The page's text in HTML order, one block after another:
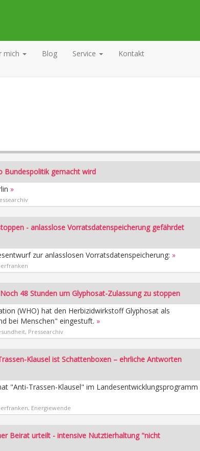
mich Blog Service Kontakt
Bundespolitik gemacht wird
»
- anlasslose Vorratsdatenspeicherung gefährdet
zur anlasslosen Vorratsdatenspeicherung: »
48 Stunden um Glyphosat-Zulassung zu stoppen
(WHO) hat den Herbizidwirkstoff Glyphosat als
bei Menschen" eingestuft. »
Pressearchiv
Klausel ist Schattenboxen – ehrliche Antworten
"Anti-Trassen-Klausel" im Landesentwicklungsprogramm
Energiewende
Beirat urteilt - intensive Nutztierhaltung "nicht